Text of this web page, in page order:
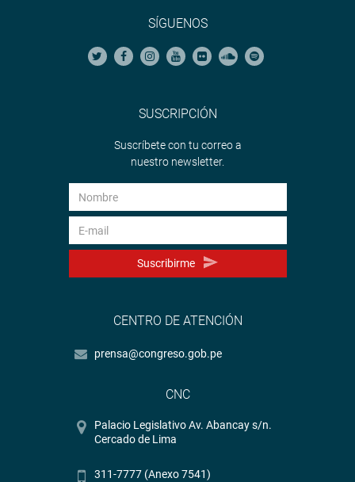
SÍGUENOS
SUSCRIPCIÓN
Suscríbete con tu correo a
nuestro newsletter.
Suscribirme
CENTRO DE ATENCIÓN
prensa@congreso.gob.pe
CNC
Palacio Legislativo Av. Abancay s/n.
Cercado de Lima
311-7777 (Anexo 7541)